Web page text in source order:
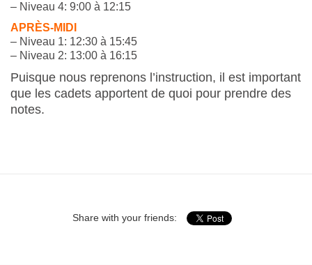
– Niveau 4: 9:00 à 12:15
APRÈS-MIDI
– Niveau 1: 12:30 à 15:45
– Niveau 2: 13:00 à 16:15
Puisque nous reprenons l’instruction, il est important
que les cadets apportent de quoi pour prendre des
notes.
Share with your friends: